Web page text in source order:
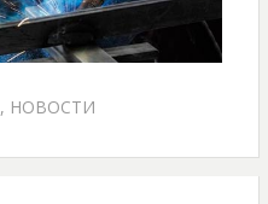
, НОВОСТИ